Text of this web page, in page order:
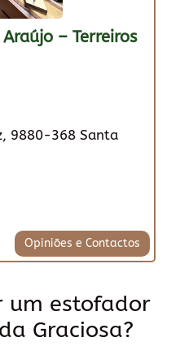
– Terreiros
9880-368 Santa
Opiniões e Contactos
um estofador
Graciosa?